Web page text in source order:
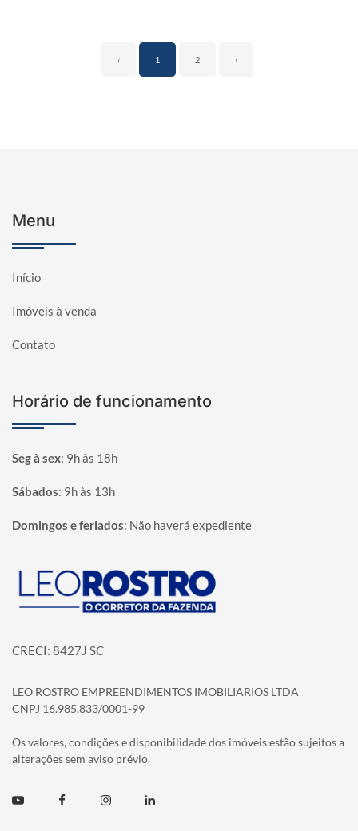
‹ 1 2 ›
Menu
Início
Imóveis à venda
Contato
Horário de funcionamento
Seg à sex: 9h às 18h
Sábados: 9h às 13h
Domingos e feriados: Não haverá expediente
Página inicial
CRECI: 8427J SC
LEO ROSTRO EMPREENDIMENTOS IMOBILIARIOS LTDA
CNPJ 16.985.833/0001-99
Os valores, condições e disponibilidade dos imóveis estão sujeitos a
alterações sem aviso prévio.
Youtube FacebookInstagramLinkedin